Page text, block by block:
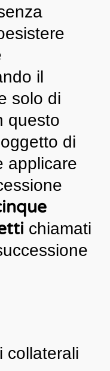
il
solo di
questo
di
applicare
chiamati
collaterali